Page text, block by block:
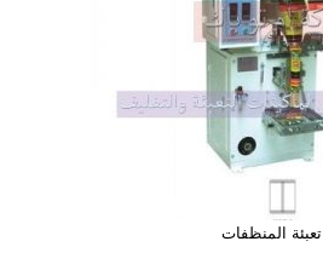
تعبئة المنظفات